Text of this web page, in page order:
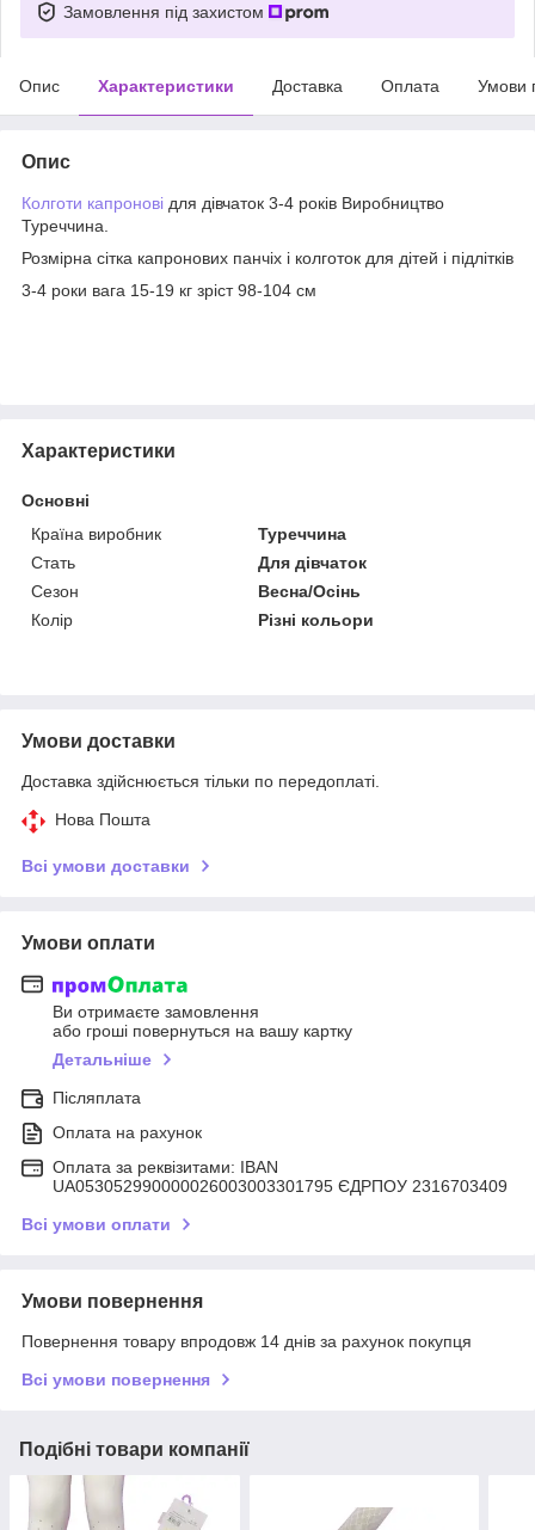
Замовлення під захистом
Опис Характеристики Доставка Оплата Умови
Опис
Колготи капронові для дівчаток 3-4 років Виробництво
Туреччина.
Розмірна сітка капронових панчіх і колготок для дітей і підлітків
3-4 роки вага 15-19 кг зріст 98-104 см
Характеристики
Основні
Країна виробник
Туреччина
Стать
Для дівчаток
Сезон
Весна/Осінь
Колір
Різні кольори
Умови доставки
Доставка здійснюється тільки по передоплаті.
Нова Пошта
Всі умови доставки
Умови оплати
Ви отримаєте замовлення
або гроші повернуться на вашу картку
Детальніше
Післяплата
Оплата на рахунок
Оплата за реквізитами: IBAN
UA053052990000026003003301795 ЄДРПОУ 2316703409
Всі умови оплати
Умови повернення
Повернення товару впродовж 14 днів за рахунок покупця
Всі умови повернення
Подібні товари компанії